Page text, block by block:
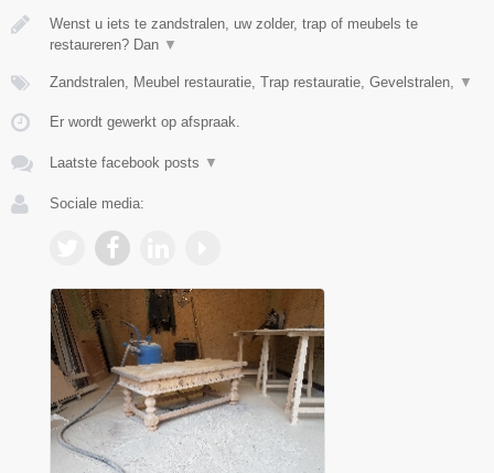
Wenst u iets te zandstralen, uw zolder, trap of meubels te
restaureren? Dan ▼
Zandstralen, Meubel restauratie, Trap restauratie, Gevelstralen, ▼
Er wordt gewerkt op afspraak.
Laatste facebook posts ▼
Sociale media: